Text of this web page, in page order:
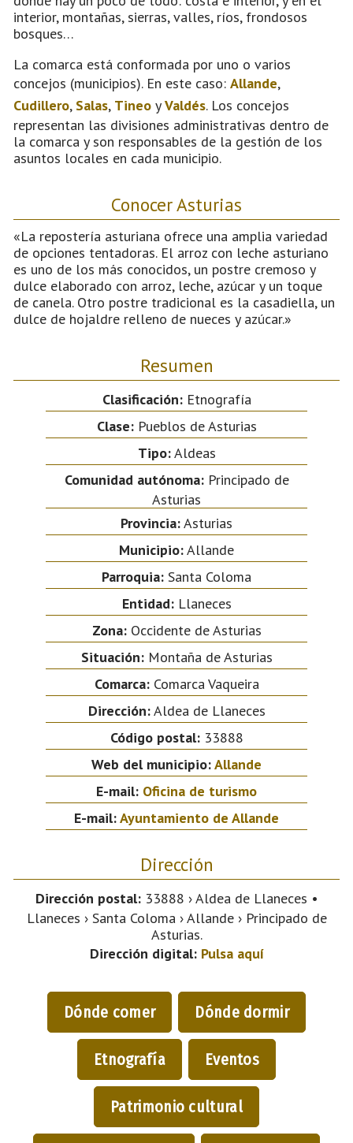
interior, montañas, sierras, valles, ríos, frondosos
bosques…
La comarca está conformada por uno o varios
concejos (municipios). En este caso: Allande,
Cudillero, Salas, Tineo yValdés. Los concejos
representan las divisiones administrativas dentro de
la comarca y son responsables de la gestión de los
asuntos locales en cada municipio.
Conocer Asturias
«La repostería asturiana ofrece una amplia variedad
de opciones tentadoras. El arroz con leche asturiano
es uno de los más conocidos, un postre cremoso y
dulce elaborado con arroz, leche, azúcar y un toque
de canela. Otro postre tradicional es la casadiella, un
dulce de hojaldre relleno de nueces y azúcar.»
Resumen
Clasificación:Etnografía
Clase:Pueblos de Asturias
Tipo:Aldeas
Comunidad autónoma:Principado de
Asturias
Provincia:Asturias
Municipio:Allande
Parroquia: Santa Coloma
Entidad:Llaneces
Zona:Occidente de Asturias
Situación:Montaña de Asturias
Comarca:Comarca Vaqueira
Dirección:Aldea de Llaneces
Código postal:33888
Web del municipio:Allande
E-mail: Oficina de turismo
E-mail:Ayuntamiento de Allande
Dirección
Dirección postal:33888 › Aldea de Llaneces •
Llaneces › Santa Coloma › Allande › Principado de
Asturias.
Dirección digital: Pulsa aquí
Dónde comer Dónde dormir
Etnografía Eventos
Patrimonio cultural